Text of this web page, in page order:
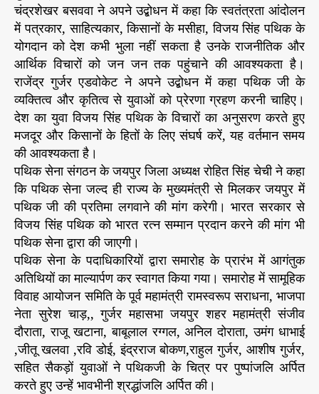
अ
वा
र्ड
से
वि
भू
षि
त
क
ए
वं
उ
न
प्र
ति
मा
ल
गा
ने
की
मां
चंद्रशेखर बसववा ने अपने उद्बोधन में कहा कि स्वतंत्रता आंदोलन
में पत्रकार, साहित्यकार, किसानों के मसीहा, विजय सिंह पथिक के
योगदान को देश कभी भुला नहीं सकता है उनके राजनीतिक और
आर्थिक विचारों को जन जन तक पहुंचाने की आवश्यकता है।
राजेंद्र गुर्जर एडवोकेट ने अपने उद्बोधन में कहा पथिक जी के
व्यक्तित्व और कृतित्व से युवाओं को प्रेरणा ग्रहण करनी चाहिए।
देश का युवा विजय सिंह पथिक के विचारों का अनुसरण करते हुए
मजदूर और किसानों के हितों के लिए संघर्ष करें, यह वर्तमान समय
की आवश्यकता है।
पथिक सेना संगठन के जयपुर जिला अध्यक्ष रोहित सिंह चेची ने कहा
कि पथिक सेना जल्द ही राज्य के मुख्यमंत्री से मिलकर जयपुर में
पथिक जी की प्रतिमा लगवाने की मांग करेगी। भारत सरकार से
विजय सिंह पथिक को भारत रत्न सम्मान प्रदान करने की मांग भी
पथिक सेना द्वारा की जाएगी।
पथिक सेना के पदाधिकारियों द्वारा समारोह के प्रारंभ में आगंतुक
अतिथियों का माल्यार्पण कर स्वागत किया गया। समारोह में सामूहिक
विवाह आयोजन समिति के पूर्व महामंत्री रामस्वरूप सराधना, भाजपा
नेता सुरेश चाड़,, गुर्जर महासभा जयपुर शहर महामंत्री संजीव
दौराता, राजू खटाना, बाबूलाल रग्गल, अनिल दोराता, उमंग धाभाई
,जीतू खलवा ,रवि डोई, इंद्रराज बोकण,राहुल गुर्जर, आशीष गुर्जर,
सहित सैकड़ों युवाओं ने पथिकजी के चित्र पर पुष्पांजलि अर्पित
करते हुए उन्हें भावभीनी श्रद्धांजलि अर्पित की।